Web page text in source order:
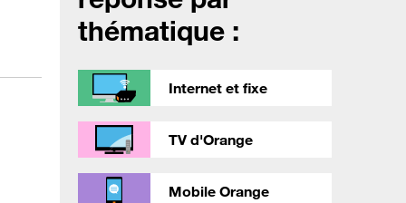
thématique :
Internet et fixe
TV d'Orange
Mobile Orange